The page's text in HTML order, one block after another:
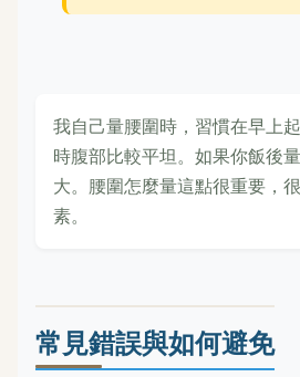
我自己量腰圍時，習慣在早上
時腹部比較平坦。如果你飯後
大。腰圍怎麼量這點很重要，
素。
常見錯誤與如何避免